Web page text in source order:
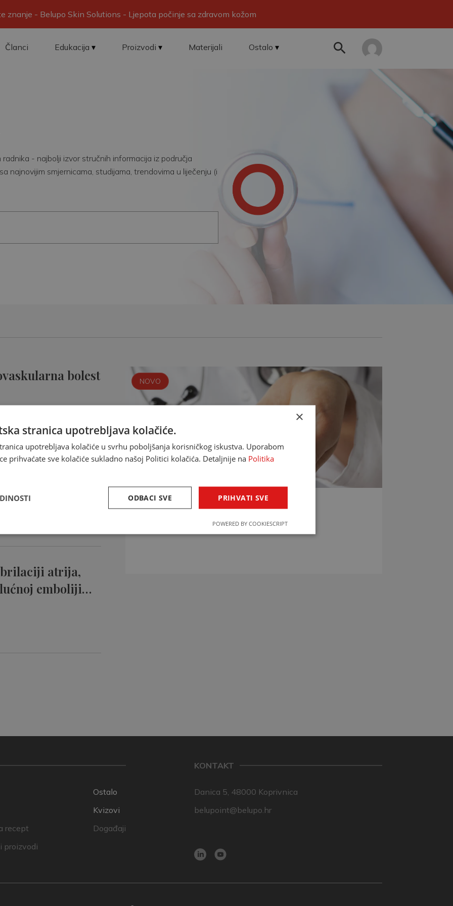
znanje - Belupo Skin Solutions - Ljepota počinje sa zdravom kožom
Članci Edukacija Proizvodi Materijali Ostalo
- najbolji izvor stručnih informacija iz područja
najnovijim smjernicama, studijama, trendovima u liječenju (i
bolest
atrija,
emboliji…
NOVO
INTERAKCIJE LIJEKOVA
Provjerite interakcije lijekova u svega par klikova!
recept
proizvodi
Ostalo
Kvizovi
Događaji
KONTAKT
Danica 5, 48000 Koprivnica
belupoint@belupo.hr
×
stranica upotrebljava kolačiće.
upotrebljava kolačiće u svrhu poboljšanja korisničkog iskustva. Uporabom
prihvaćate sve kolačiće sukladno našoj Politici kolačića. Detaljnije na Politika
PRIHVATI SVE
ODBACI SVE
POWERED BY COOKIESCRIPT